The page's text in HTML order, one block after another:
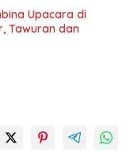
Upacara di
Tawuran dan